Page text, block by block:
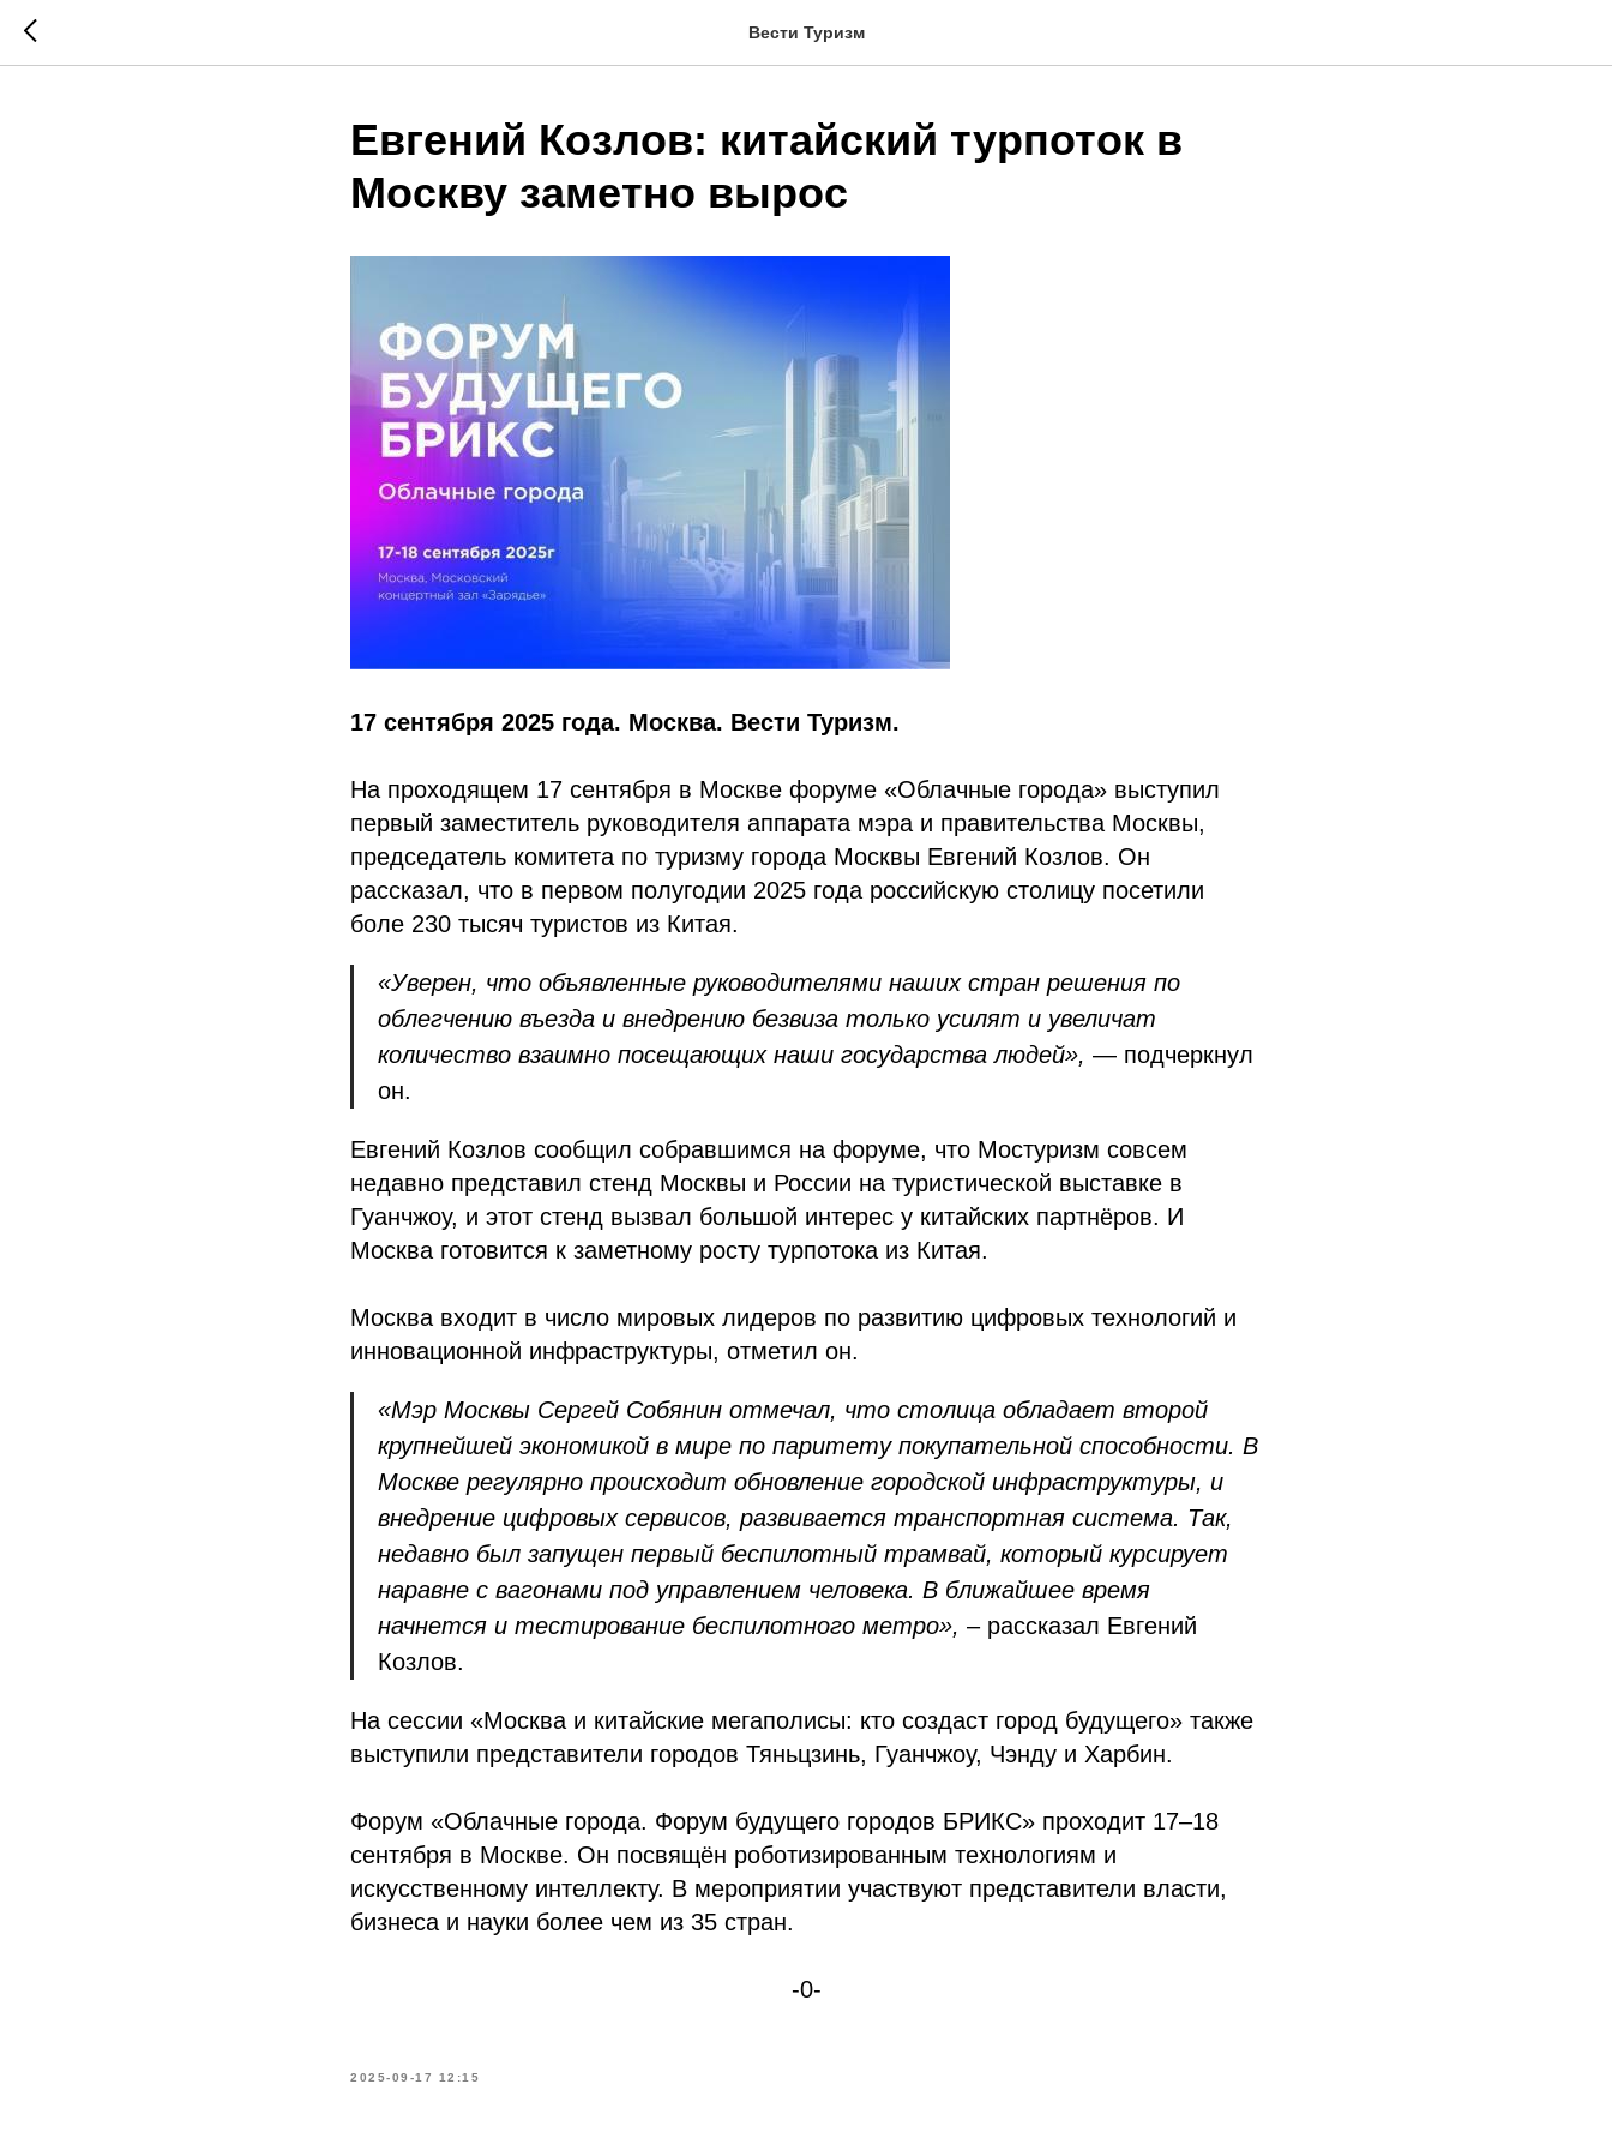
Вести Туризм
Евгений Козлов: китайский турпоток в
Москву заметно вырос
17 сентября 2025 года. Москва. Вести Туризм.
На проходящем 17 сентября в Москве форуме «Облачные города» выступил
первый заместитель руководителя аппарата мэра и правительства Москвы,
председатель комитета по туризму города Москвы Евгений Козлов. Он
рассказал, что в первом полугодии 2025 года российскую столицу посетили
боле 230 тысяч туристов из Китая.
«Уверен, что объявленные руководителями наших стран решения по
облегчению въезда и внедрению безвиза только усилят и увеличат
количество взаимно посещающих наши государства людей», — подчеркнул
он.
Евгений Козлов сообщил собравшимся на форуме, что Мостуризм совсем
недавно представил стенд Москвы и России на туристической выставке в
Гуанчжоу, и этот стенд вызвал большой интерес у китайских партнёров. И
Москва готовится к заметному росту турпотока из Китая.
Москва входит в число мировых лидеров по развитию цифровых технологий и
инновационной инфраструктуры, отметил он.
«Мэр Москвы Сергей Собянин отмечал, что столица обладает второй
крупнейшей экономикой в мире по паритету покупательной способности. В
Москве регулярно происходит обновление городской инфраструктуры, и
внедрение цифровых сервисов, развивается транспортная система. Так,
недавно был запущен первый беспилотный трамвай, который курсирует
наравне с вагонами под управлением человека. В ближайшее время
начнется и тестирование беспилотного метро», – рассказал Евгений
Козлов.
На сессии «Москва и китайские мегаполисы: кто создаст город будущего» также
выступили представители городов Тяньцзинь, Гуанчжоу, Чэнду и Харбин.
Форум «Облачные города. Форум будущего городов БРИКС» проходит 17–18
сентября в Москве. Он посвящён роботизированным технологиям и
искусственному интеллекту. В мероприятии участвуют представители власти,
бизнеса и науки более чем из 35 стран.
-0-
2025-09-17 12:15